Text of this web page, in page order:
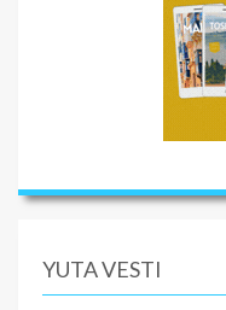
YUTA VESTI